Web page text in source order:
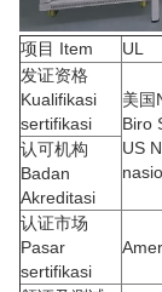
项目 Item UL
发证资格
Kualifikasi
sertifikasi
美国
Biro
US
认可机构
Badan
Akreditasi
认证市场
Pasar
sertifikasi